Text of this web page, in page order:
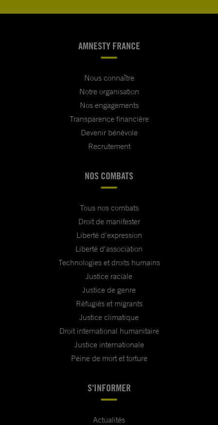
AMNESTY FRANCE
Nous connaître
Notre organisation
Nos engagements
Transparence financière
Devenir bénévole
Recrutement
NOS COMBATS
Tous nos combats
Droit de manifester
Liberté d'expression
Liberté d'association
Technologies et droits humains
Justice raciale
Justice de genre
Réfugiés et migrants
Justice climatique
Droit international humanitaire
Justice internationale
Peine de mort et torture
S'INFORMER
Actualités